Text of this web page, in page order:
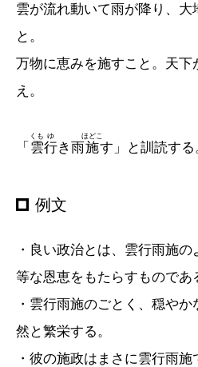
雲が流れ動いて雨が降り、大
と。
万物に恵みを施すこと。天下
え。
「 雲
くも
行
ゆ
き雨施
ほどこ
す」と訓読する
例文
・良い政治とは、雲行雨施
等な恩恵をもたらすものであ
・雲行雨施のごとく、穏や
然と繁栄する。
・彼の施政はまさに雲行雨